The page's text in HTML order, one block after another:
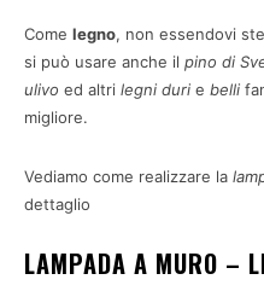
Come legno, non essendovi
si può usare anche il pino di
ulivo ed altri legni duri e belli
migliore.
Vediamo come realizzare la
dettaglio
LAMPADA A MURO –